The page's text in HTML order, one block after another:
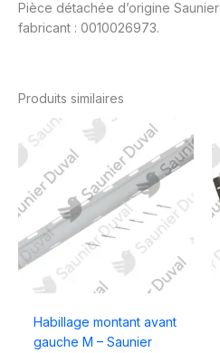
Pièce détachée d’origine
fabricant : 0010026973.
Produits similaires
Habillage montant avant
gauche M – Saunier